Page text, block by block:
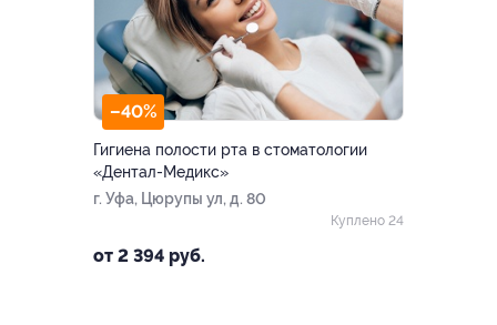
–40%
Гигиена полости рта в стоматологии
«Дентал-Медикс»
г. Уфа, Цюрупы ул, д. 80
от 2 394 руб.
Куплено 24